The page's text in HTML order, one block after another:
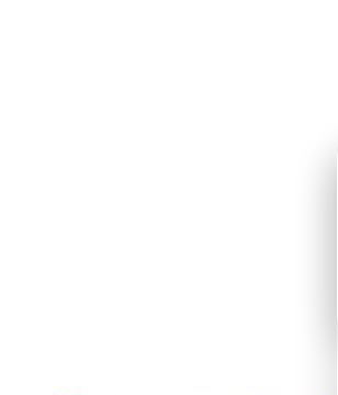
中亞三月兩